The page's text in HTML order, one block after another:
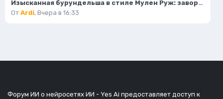
Изысканная бурундельша в стиле Мулен Руж: завораживающая мода и красота. Генерация из нейронной сети Flux 1
От Ardi, Вчера в 16:33
Форум ИИ о нейросетях ИИ - Yes Ai предоставляет доступ к